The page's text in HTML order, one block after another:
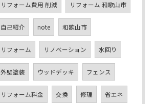
リフォーム費用 削減 リフォーム 和歌山市
自己紹介 note 和歌山市
リフォーム リノベーション 水回り
外壁塗装 ウッドデッキ フェンス
リフォーム料金 交換 修理 省エネ